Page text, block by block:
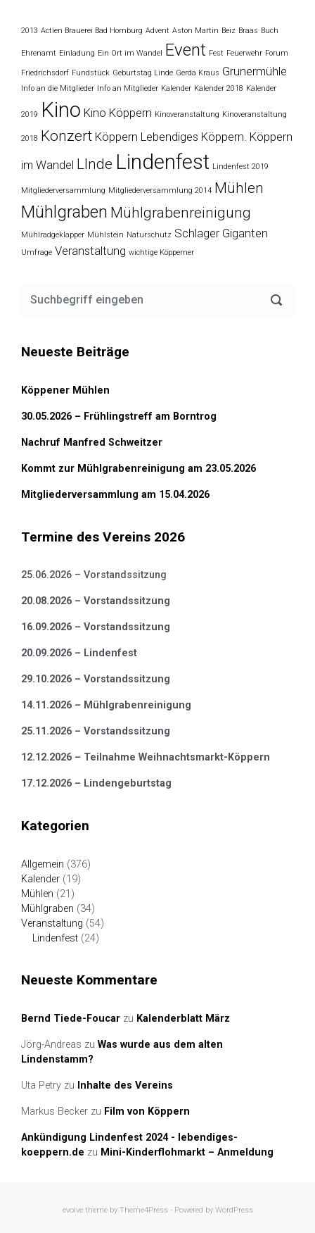
2013 Actien Brauerei Bad Homburg Advent Aston Martin Beiz Braas Buch
Ehrenamt Einladung Ein Ort im Wandel Event Fest Feuerwehr Forum
Friedrichsdorf Fundstück Geburtstag Linde Gerda Kraus Grunermühle
Info an die Mitglieder Info an Mitglieder Kalender Kalender 2018 Kalender
2019 Kino Kino Köppern Kinoveranstaltung Kinoveranstaltung
2018 Konzert Köppern Lebendiges Köppern. Köppern
im Wandel LInde Lindenfest Lindenfest 2019
Mitgliederversammlung Mitgliederversammlung 2014 Mühlen
Mühlgraben Mühlgrabenreinigung
Mühlradgeklapper Mühlstein Naturschutz Schlager Giganten
Umfrage Veranstaltung wichtige Köpperner
Neueste Beiträge
Köppener Mühlen
30.05.2026 – Frühlingstreff am Borntrog
Nachruf Manfred Schweitzer
Kommt zur Mühlgrabenreinigung am 23.05.2026
Mitgliederversammlung am 15.04.2026
Termine des Vereins 2026
25.06.2026 – Vorstandssitzung
20.08.2026 – Vorstandssitzung
16.09.2026 – Vorstandssitzung
20.09.2026 – Lindenfest
29.10.2026 – Vorstandssitzung
14.11.2026 – Mühlgrabenreinigung
25.11.2026 – Vorstandssitzung
12.12.2026 – Teilnahme Weihnachtsmarkt-Köppern
17.12.2026 – Lindengeburtstag
Kategorien
Allgemein (376)
Kalender (19)
Mühlen (21)
Mühlgraben (34)
Veranstaltung (54)
Lindenfest (24)
Neueste Kommentare
Bernd Tiede-Foucar zu Kalenderblatt März
Jörg-Andreas zu Was wurde aus dem alten
Lindenstamm?
Uta Petry zu Inhalte des Vereins
Markus Becker zu Film von Köppern
Ankündigung Lindenfest 2024 - lebendiges-
koeppern.de zu Mini-Kinderflohmarkt – Anmeldung
evolvetheme by Theme4Press - Powered by WordPress